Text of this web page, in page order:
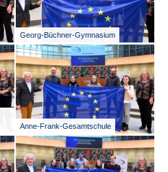
Georg-Büchner-Gymnasium
Anne-Frank-Gesamtschule